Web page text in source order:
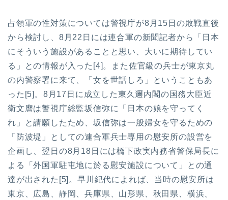
占領軍の性対策については警視庁が8月15日の敗戦直後
から検討し、8月22日には連合軍の新聞記者から「日本
にそういう施設があることと思い、大いに期待してい
る」との情報が入った[4]。また佐官級の兵士が東京丸
の内警察署に来て、「女を世話しろ」ということもあ
った[5]。8月17日に成立した東久邇内閣の国務大臣近
衛文麿は警視庁総監坂信弥に「日本の娘を守ってく
れ」と請願したため、坂信弥は一般婦女を守るための
「防波堤」としての連合軍兵士専用の慰安所の設営を
企画し、翌日の8月18日には橋下政実内務省警保局長に
よる「外国軍駐屯地に於る慰安施設について」との通
達が出された[5]。早川紀代によれば、当時の慰安所は
東京、広島、静岡、兵庫県、山形県、秋田県、横浜、